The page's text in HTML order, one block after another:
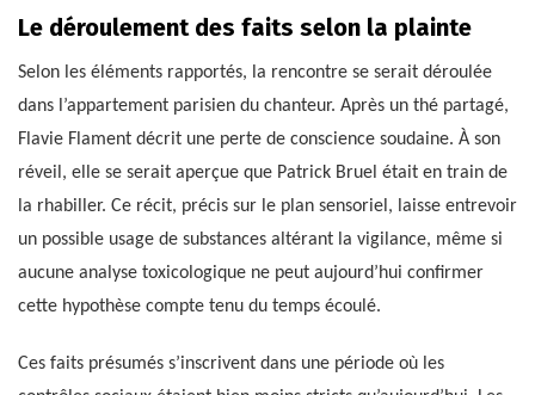
Le déroulement des faits selon la plainte
Selon les éléments rapportés, la rencontre se serait déroulée
dans l’appartement parisien du chanteur. Après un thé partagé,
Flavie Flament décrit une perte de conscience soudaine. À son
réveil, elle se serait aperçue que Patrick Bruel était en train de
la rhabiller. Ce récit, précis sur le plan sensoriel, laisse entrevoir
un possible usage de substances altérant la vigilance, même si
aucune analyse toxicologique ne peut aujourd’hui confirmer
cette hypothèse compte tenu du temps écoulé.
Ces faits présumés s’inscrivent dans une période où les